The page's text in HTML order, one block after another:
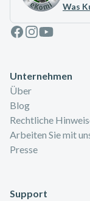
Was
Facebook
Instagram
Youtube
Unternehmen
Über
Blog
Rechtliche
Arbeiten Sie mit
Presse
Support